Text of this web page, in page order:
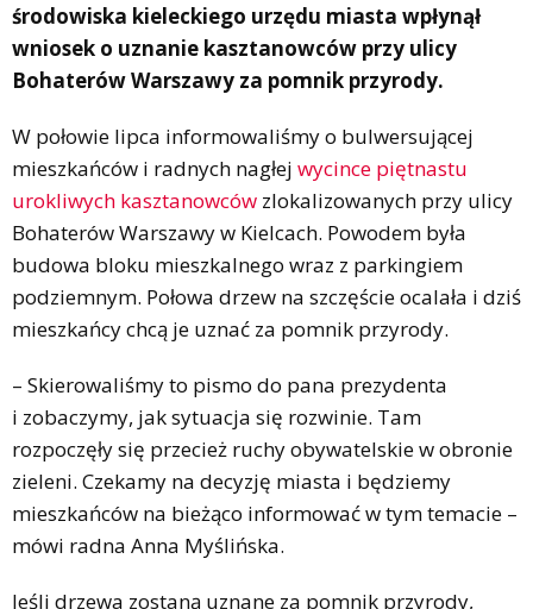
środowiska kieleckiego urzędu miasta wpłynął
wniosek o uznanie kasztanowców przy ulicy
Bohaterów Warszawy za pomnik przyrody.
W połowie lipca informowaliśmy o bulwersującej
mieszkańców i radnych nagłej wycince piętnastu
urokliwych kasztanowców zlokalizowanych przy ulicy
Bohaterów Warszawy w Kielcach. Powodem była
budowa bloku mieszkalnego wraz z parkingiem
podziemnym. Połowa drzew na szczęście ocalała i dziś
mieszkańcy chcą je uznać za pomnik przyrody.
– Skierowaliśmy to pismo do pana prezydenta
i zobaczymy, jak sytuacja się rozwinie. Tam
rozpoczęły się przecież ruchy obywatelskie w obronie
zieleni. Czekamy na decyzję miasta i będziemy
mieszkańców na bieżąco informować w tym temacie –
mówi radna Anna Myślińska.
Jeśli drzewa zostaną uznane za pomnik przyrody,